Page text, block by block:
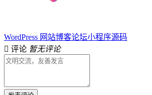
WordPress 网站博客论坛小程序源码
评论 暂无评论